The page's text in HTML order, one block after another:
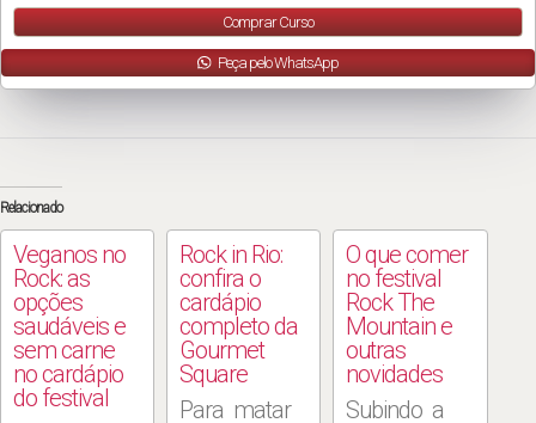
Comprar Curso
Peça pelo WhatsApp
Relacionado
Veganos no
Rock: as
opções
saudáveis e
sem carne
no cardápio
do festival
Rock in Rio:
confira o
cardápio
completo da
Gourmet
Square
Para matar
O que comer
no festival
Rock The
Mountain e
outras
novidades
Subindo a